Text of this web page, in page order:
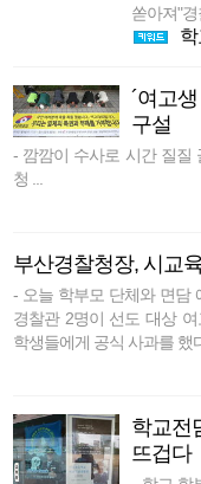
쏟아져"경
´여고
구설
- 깜깜이 수사로 시간 질질
청 ...
부산경찰청장, 시교
- 오늘 학부모 단체와 면담
경찰관 2명이 선도 대상
학생들에게 공식 사과를 했
학교전
뜨겁다